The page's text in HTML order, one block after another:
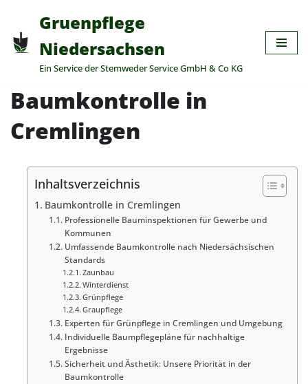
Zum
Inhalt
springen
Gruenpflege
Niedersachsen
Ein Service der Stemweder Service GmbH & Co KG
Baumkontrolle in
Cremlingen
Inhaltsverzeichnis
Baumkontrolle in Cremlingen
Professionelle Bauminspektionen für Gewerbe und
Kommunen
Umfassende Baumkontrolle nach Niedersächsischen
Standards
Zaunbau
Winterdienst
Grünpflege
Graupflege
Experten für Grünpflege in Cremlingen und Umgebung
Individuelle Baumpflegepläne für nachhaltige
Ergebnisse
Sicherheit und Ästhetik: Unsere Priorität in der
Baumkontrolle